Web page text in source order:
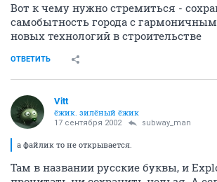
Вот к чему нужно стремиться -
самобытность города с
новых технологий в строительстве
ОТВЕТИТЬ
Vitt
ёжик. зилёный ёжик
17 сентября 2002 subway_man
а файлик то не открывается.
Там в названии русские буквы, и